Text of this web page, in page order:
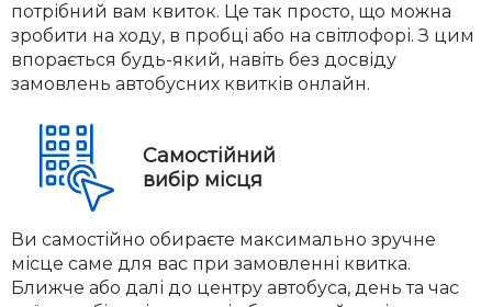
потрібний вам квиток. Це так просто, що можна
зробити на ходу, в пробці або на світлофорі. З цим
впорається будь-який, навіть без досвіду
замовлень автобусних квитків онлайн.
Самостійний
вибір місця
Ви самостійно обираєте максимально зручне
місце саме для вас при замовленні квитка.
Ближче або далі до центру автобуса, день та час